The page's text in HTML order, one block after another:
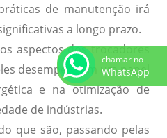
de manutenção irá
a longo prazo.
aspectos dos trocadores
desempenham um papel
e na otimização de
de indústrias.
que são, passando pelas
chamar no
WhatsApp